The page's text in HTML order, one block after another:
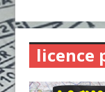
licence